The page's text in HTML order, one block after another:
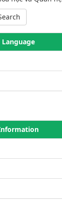
Language